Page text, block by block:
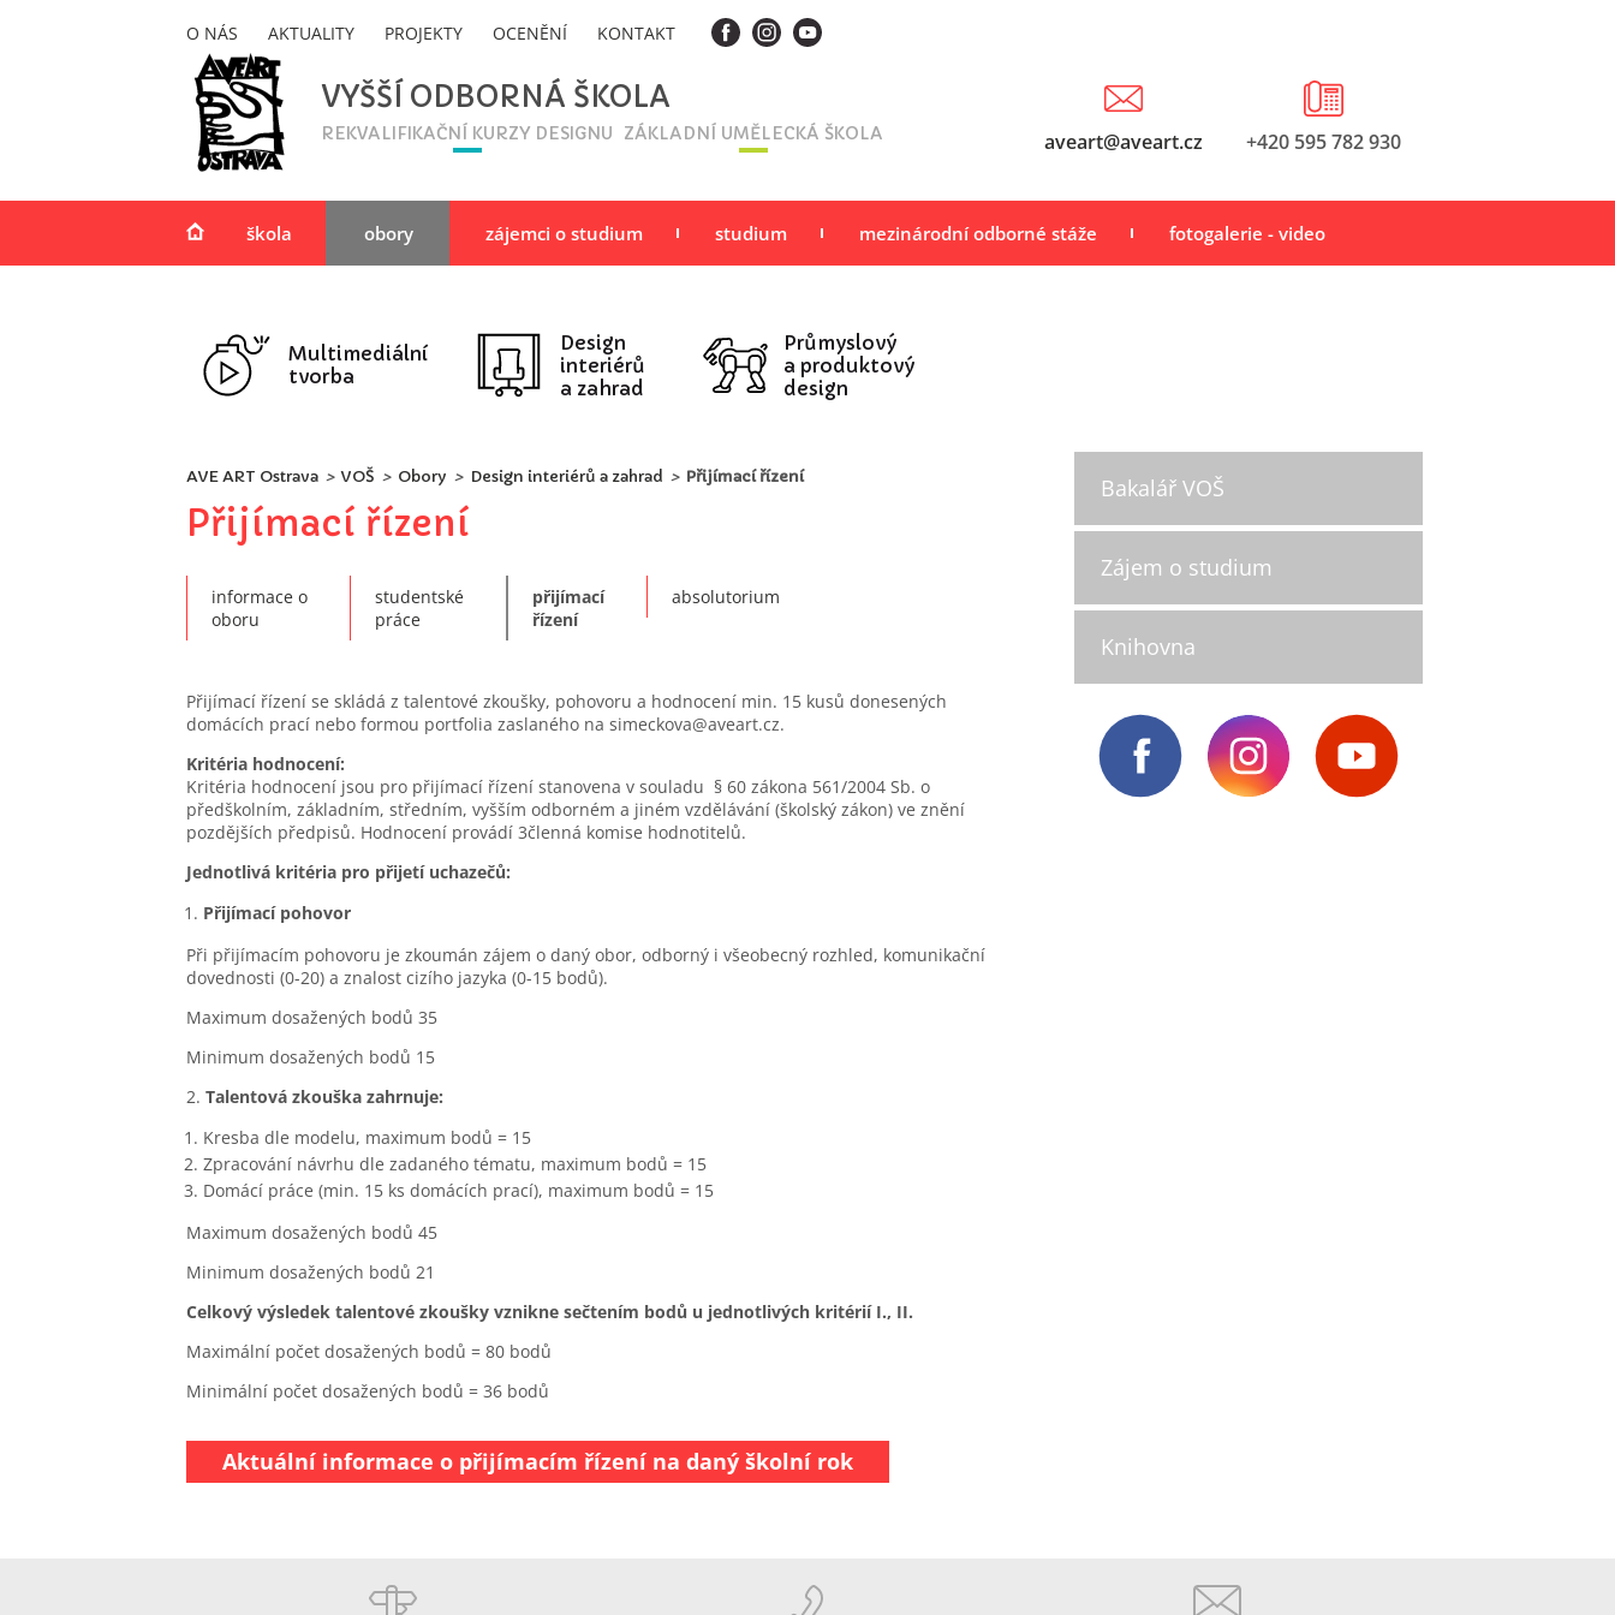
O NÁS AKTUALITY PROJEKTY OCENĚNÍ KONTAKT
VYŠŠÍ ODBORNÁ ŠKOLA
REKVALIFIKAČNÍ KURZY DESIGNU ZÁKLADNÍ UMĚLECKÁ ŠKOLA aveart@aveart.cz +420 595 782 930
škola obory zájemci o studium studium mezinárodní odborné stáže fotogalerie - video
Multimediální
tvorba
Design
interiérů
a zahrad
Průmyslový
a produktový
design
AVE ART Ostrava > VOŠ > Obory > Design interiérů a zahrad > Přijímací řízení
Přijímací řízení
informace o
oboru
studentské
práce
přijímací
řízení
absolutorium
Přijímací řízení se skládá z talentové zkoušky, pohovoru a hodnocení min. 15 kusů donesených
domácích prací nebo formou portfolia zaslaného na simeckova@aveart.cz.
Kritéria hodnocení:
Kritéria hodnocení jsou pro přijímací řízení stanovena v souladu § 60 zákona 561/2004 Sb. o
předškolním, základním, středním, vyšším odborném a jiném vzdělávání (školský zákon) ve znění
pozdějších předpisů. Hodnocení provádí 3členná komise hodnotitelů.
Jednotlivá kritéria pro přijetí uchazečů:
Přijímací pohovor
Při přijímacím pohovoru je zkoumán zájem o daný obor, odborný i všeobecný rozhled, komunikační
dovednosti (0-20) a znalost cizího jazyka (0-15 bodů).
Maximum dosažených bodů 35
Minimum dosažených bodů 15
2. Talentová zkouška zahrnuje:
Kresba dle modelu, maximum bodů = 15
Zpracování návrhu dle zadaného tématu, maximum bodů = 15
Domácí práce (min. 15 ks domácích prací), maximum bodů = 15
Maximum dosažených bodů 45
Minimum dosažených bodů 21
Celkový výsledek talentové zkoušky vznikne sečtením bodů u jednotlivých kritérií I., II.
Maximální počet dosažených bodů = 80 bodů
Minimální počet dosažených bodů = 36 bodů
Aktuální informace o přijímacím řízení na daný školní rok
Bakalář VOŠ
Zájem o studium
Knihovna